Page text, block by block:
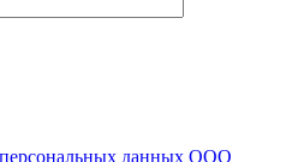
персональных данных ООО